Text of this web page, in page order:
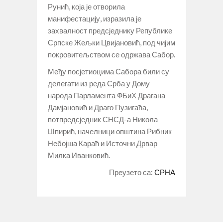
Рунић, која је отворила
манифестацију, изразила је
захвалност предсједнику Републике
Српске Жељки Цвијановић, под чијим
покровитељством се одржава Сабор.
Међу посјетиоцима Сабора били су
делегати из реда Срба у Дому
народа Парламента ФБиХ Драгана
Дамјановић и Драго Пузигаћа,
потпредсједник СНСД-а Никола
Шпирић, начелници општина Рибник
Небојша Караћ и Источни Дрвар
Милка Иванковић.
Преузето са: СРНА